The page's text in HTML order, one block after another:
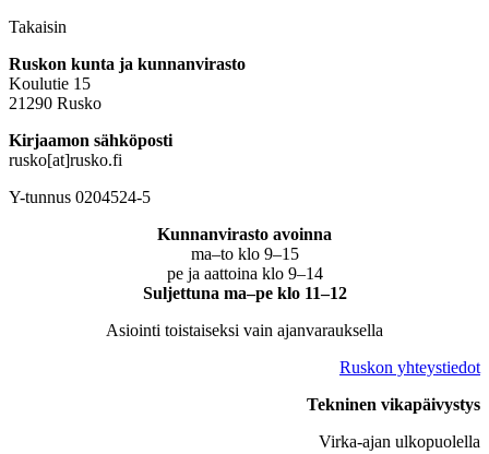
Takaisin
Ruskon kunta ja kunnanvirasto
Koulutie 15
21290 Rusko
Kirjaamon sähköposti
rusko[at]rusko.fi
Y-tunnus 0204524-5
Kunnanvirasto avoinna
ma–to klo 9–15
pe ja aattoina klo 9–14
Suljettuna ma–pe klo 11–12
Asiointi toistaiseksi vain ajanvarauksella
Ruskon yhteystiedot
Tekninen vikapäivystys
Virka-ajan ulkopuolella